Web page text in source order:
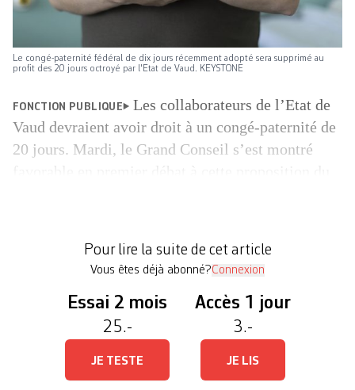
Le congé-paternité fédéral de dix jours récemment adopté sera supprimé au
profit des 20 jours octroyé par l'Etat de Vaud. KEYSTONE
FONCTION PUBLIQUE
Les collaborateurs de l’Etat de
Vaud devraient avoir droit à un congé-paternité de
20 jours. Mardi, le Grand Conseil s’est montré
peuple suisse n’accepte il […]
Pour lire la suite de cet article
Vous êtes déjà abonné?Connexion
Essai 2 mois
25.-
JE TESTE
Accès 1 jour
3.-
JE LIS